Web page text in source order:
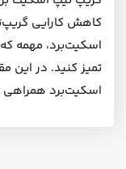
کاهش کارایی
اسکیت‌برد، مهمه
تمیز کنید. در این
اسکیت‌برد